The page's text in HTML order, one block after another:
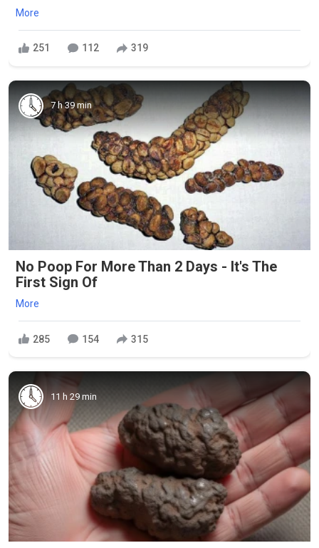
More
251 112 319
7 h 39 min
No Poop For More Than 2 Days - It's The
First Sign Of
More
285 154 315
11 h 29 min